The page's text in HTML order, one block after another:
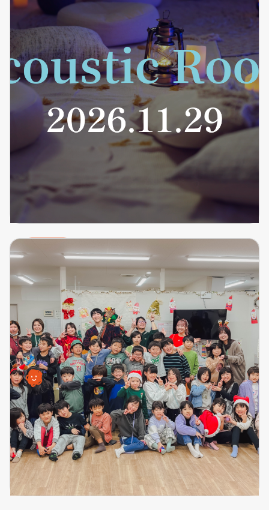
2026.04.15
詳細を見る
“Acoustic Room”が2026年11月29日に開催され
ます！
2026.02.20
詳細を見る